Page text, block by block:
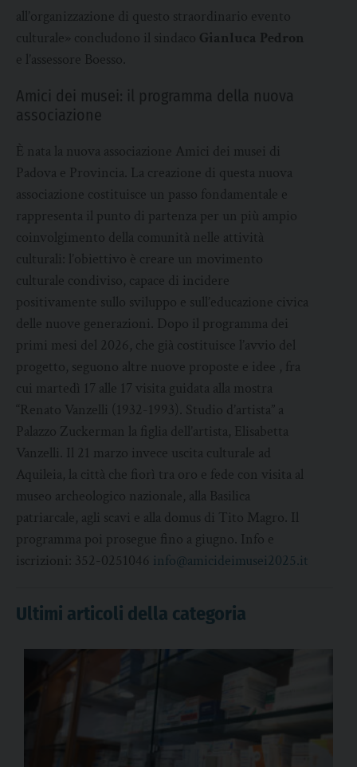
all’organizzazione di questo straordinario evento
culturale» concludono il sindaco Gianluca Pedron
e l’assessore Boesso.
Amici dei musei: il programma della nuova
associazione
È nata la nuova associazione Amici dei musei di
Padova e Provincia. La creazione di questa nuova
associazione costituisce un passo fondamentale e
rappresenta il punto di partenza per un più ampio
coinvolgimento della comunità nelle attività
culturali: l’obiettivo è creare un movimento
culturale condiviso, capace di incidere
positivamente sullo sviluppo e sull’educazione civica
delle nuove generazioni. Dopo il programma dei
primi mesi del 2026, che già costituisce l’avvio del
progetto, seguono altre nuove proposte e idee , fra
cui martedì 17 alle 17 visita guidata alla mostra
“Renato Vanzelli (1932-1993). Studio d’artista” a
Palazzo Zuckerman la figlia dell’artista, Elisabetta
Vanzelli. Il 21 marzo invece uscita culturale ad
Aquileia, la città che fiorì tra oro e fede con visita al
museo archeologico nazionale, alla Basilica
patriarcale, agli scavi e alla domus di Tito Magro. Il
programma poi prosegue fino a giugno. Info e
iscrizioni: 352-0251046 info@amicideimusei2025.it
Ultimi articoli della categoria